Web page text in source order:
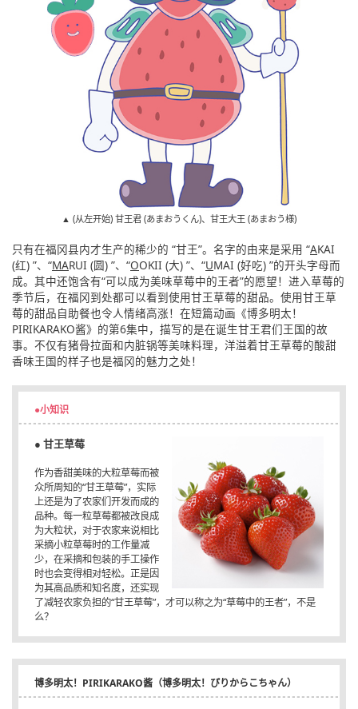
▲ (从左开始) 甘王君 (あまおうくん)、甘王大王 (あまおう様)
只有在福冈县内才生产的稀少的 “甘王”。名字的由来是采用 “AKAI
(红) ”、“MARUI (圆) ”、“OOKII (大) ”、“UMAI (好吃) ”的开头字母而
成。其中还饱含有“可以成为美味草莓中的王者”的愿望！进入草莓的
季节后，在福冈到处都可以看到使用甘王草莓的甜品。使用甘王草
莓的甜品自助餐也令人情绪高涨！在短篇动画《博多明太！
PIRIKARAKO酱》的第6集中，描写的是在诞生甘王君们王国的故
事。不仅有猪骨拉面和内脏锅等美味料理，洋溢着甘王草莓的酸甜
香味王国的样子也是福冈的魅力之处！
●小知识
● 甘王草莓
作为香甜美味的大粒草莓而被
众所周知的“甘王草莓”，实际
上还是为了农家们开发而成的
品种。每一粒草莓都被改良成
为大粒状，对于农家来说相比
采摘小粒草莓时的工作量减
少，在采摘和包装的手工操作
时也会变得相对轻松。正是因
为其高品质和知名度，还实现
了减轻农家负担的“甘王草莓”，才可以称之为“草莓中的王者”，不是
么？
博多明太！PIRIKARAKO酱（博多明太！ぴりからこちゃん）